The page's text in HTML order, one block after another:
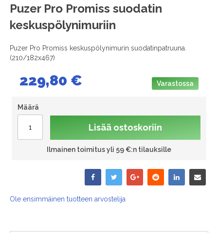
Puzer Pro Promiss suodatin
keskuspölynimuriin
Puzer Pro Promiss keskuspölynimurin suodatinpatruuna.
(210/182x467)
229,80 € Varastossa
Määrä
Lisää ostoskoriin
Ilmainen toimitus yli 59 €:n tilauksille
Ole ensimmäinen tuotteen arvostelija
Skip
to
the
of
the
images